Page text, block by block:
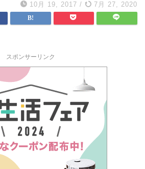
10月 19, 2017 / 7月 27, 2020
スポンサーリンク